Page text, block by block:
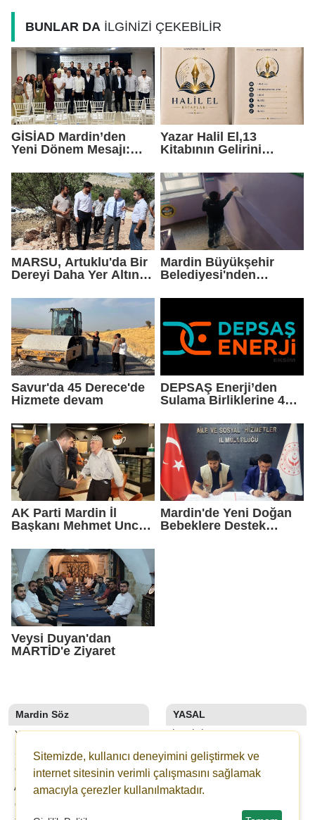
BUNLAR DA İLGİNİZİ ÇEKEBİLİR
GİSİAD Mardin’den
Yeni Dönem Mesajı:
Daha Çok Üretim
Yazar Halil El,13
Kitabının Gelirini
MARSU, Artuklu'da Bir
Dereyi Daha Yer Altına
Mardin Büyükşehir
Belediyesi'nden
Savur'da 45 Derece'de
Hizmete devam
DEPSAŞ Enerji’den
Sulama Birliklerine 48
AK Parti Mardin İl
Başkanı Mehmet Uncu:
Geleceğimizi
Korumaktır"
Mardin'de Yeni Doğan
Bebeklere Destek
Veysi Duyan'dan
MARTİD'e Ziyaret
Mardin Söz
YAZARLAR
SON DAKİKA
GALERİLER
ANKETLER
GAZETELER
YASAL
İLETIŞIM
KÜNYE
YAYIN İLKELERI
KURALLAR
Sitemizde, kullanıcı deneyimini geliştirmek ve
internet sitesinin verimli çalışmasını sağlamak
amacıyla çerezler kullanılmaktadır.